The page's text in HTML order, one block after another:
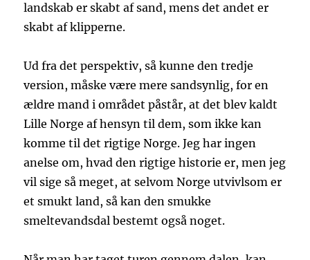
landskab er skabt af sand, mens det andet er
skabt af klipperne.
Ud fra det perspektiv, så kunne den tredje
version, måske være mere sandsynlig, for en
ældre mand i området påstår, at det blev kaldt
Lille Norge af hensyn til dem, som ikke kan
komme til det rigtige Norge. Jeg har ingen
anelse om, hvad den rigtige historie er, men jeg
vil sige så meget, at selvom Norge utvivlsom er
et smukt land, så kan den smukke
smeltevandsdal bestemt også noget.